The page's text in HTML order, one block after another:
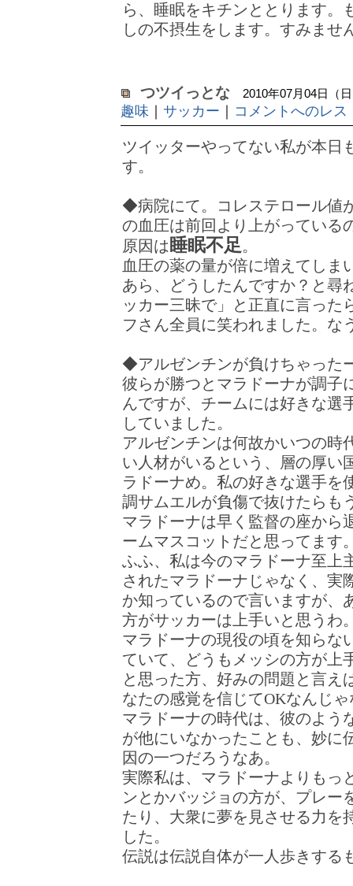
ら、睡眠をキチンととります。
しの不摂生をします。すみませ
つツイっとな 2010年07月04日（
趣味 ｜サッカー ｜ コメントへのレス
ツイッターやってない私が本日
す。
◆病院にて。コレステロール値
の血圧は前回より上がっている
原因は 睡眠不足。
血圧の薬の量が倍に増えてしま
あら、どうしたんですか？と尋
ッカー三昧で」と正直に言った
フさん全員に笑われました。
◆アルゼンチンが負けちゃった
彼らが勝つとマラドーナが調子
んですが、チームには好きな選
していました。
アルゼンチンは何故かいつの時
い人材がいるという、層の厚い
ラドーナめ。私の好きな選手を
調サムエルが負傷で抜けたらも
マラドーナは早く監督の座から
ームマスコットだと思ってます
ふふ、私は今のマラドーナ至上
されたマラドーナじゃなく、実
か知っているので言いますが、
方がサッカーは上手いと思うわ
マラドーナの現役の頃を知らな
ていて、どうもメッシの方が上
と思った方、好みの問題と言え
なたの感覚を信じてOKなんじ
マラドーナの時代は、彼のよう
が他にいなかったことも、妙に
因の一つだろうなあ。
実際私は、マラドーナよりもっ
ンとかバッジョの方が、プレー
たり、大衆に夢を見させる力を
した。
伝説は伝説自体が一人歩きする